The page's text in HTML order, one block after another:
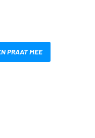
PRAAT MEE